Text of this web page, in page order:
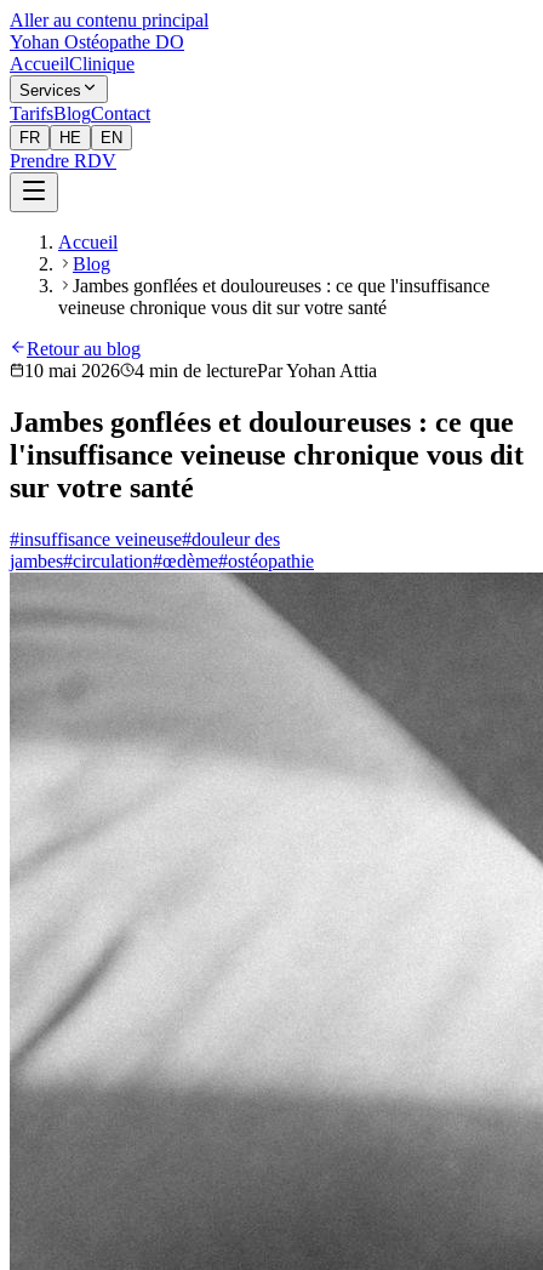
Aller au contenu principal
Yohan Ostéopathe DO
AccueilClinique
Services
TarifsBlogContact
FR HE EN
Prendre RDV
Accueil
Blog
Jambes gonflées et douloureuses : ce que l'insuffisance
veineuse chronique vous dit sur votre santé
Retour au blog
10 mai 2026
4 min de lectureParYohan Attia
Jambes gonflées et douloureuses : ce que
l'insuffisance veineuse chronique vous dit
sur votre santé
#insuffisance veineuse#douleur des
jambes#circulation#œdème#ostéopathie